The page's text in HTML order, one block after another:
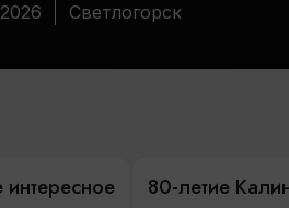
Светлогорск
80-летие